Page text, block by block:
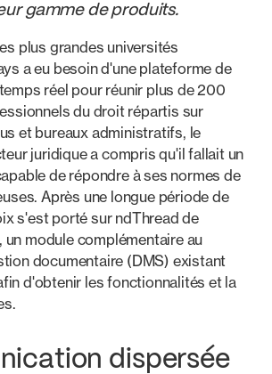
gamme de produits.
plus grandes universités
a eu besoin d'une plateforme de
réel pour réunir plus de 200
du droit répartis sur
et bureaux administratifs, le
juridique a compris qu'il fallait un
de répondre à ses normes de
Après une longue période de
s'est porté sur ndThread de
module complémentaire au
documentaire (DMS) existant
d'obtenir les fonctionnalités et la
dispersée